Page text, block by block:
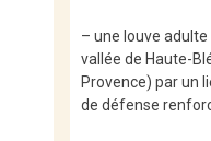
– une louve
vallée de Haute-
Provence) par un
de défense